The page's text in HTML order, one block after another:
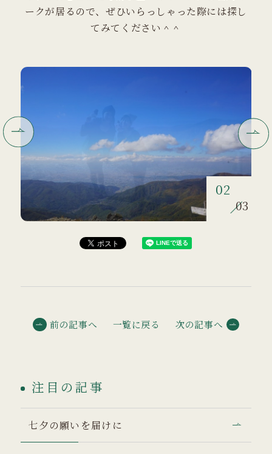
ークが居るので、ぜひいらっしゃった際には探し
てみてください＾＾
03
03
前の記事へ 一覧に戻る 次の記事へ
注目の記事
七夕の願いを届けに